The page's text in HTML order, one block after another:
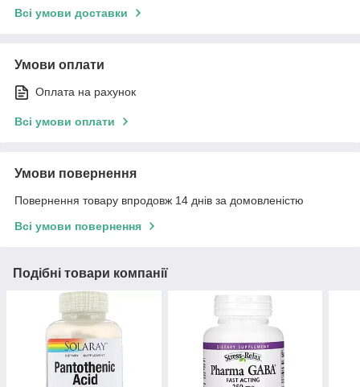
Всі умови доставки
Умови оплати
Оплата на рахунок
Всі умови оплати
Умови повернення
Повернення товару впродовж 14 днів за домовленістю
Всі умови повернення
Подібні товари компанії